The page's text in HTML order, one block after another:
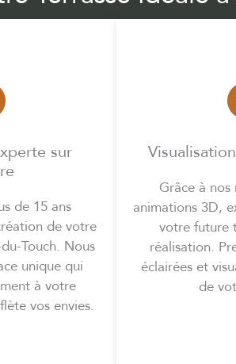
sur
de 15 ans
de votre
Touch. Nous
unique qui
à votre
vos envies.
Grâce à
animations 3D,
votre future
réalisation.
éclairées et
de